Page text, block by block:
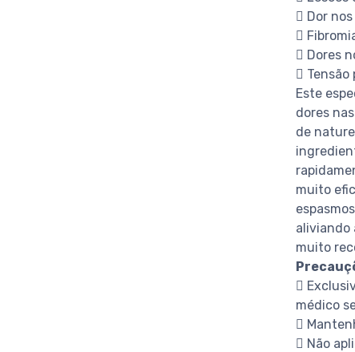
 Dor

 Dores

Este
dores
de
muito
aliviando
muito

médico

 Não